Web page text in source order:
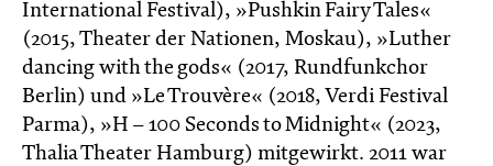
International Festival), »Pushkin Fairy Tales«
(2015, Theater der Nationen, Moskau), »Luther
dancing with the gods« (2017, Rundfunkchor
Berlin) und »Le Trouvère« (2018, Verdi Festival
Parma), »H – 100 Seconds to Midnight« (2023,
Thalia Theater Hamburg) mitgewirkt. 2011 war